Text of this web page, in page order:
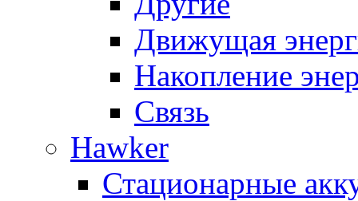
Движущая
Накопление
Связь
Hawker
Стационарные